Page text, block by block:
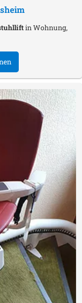
in Wohnung,